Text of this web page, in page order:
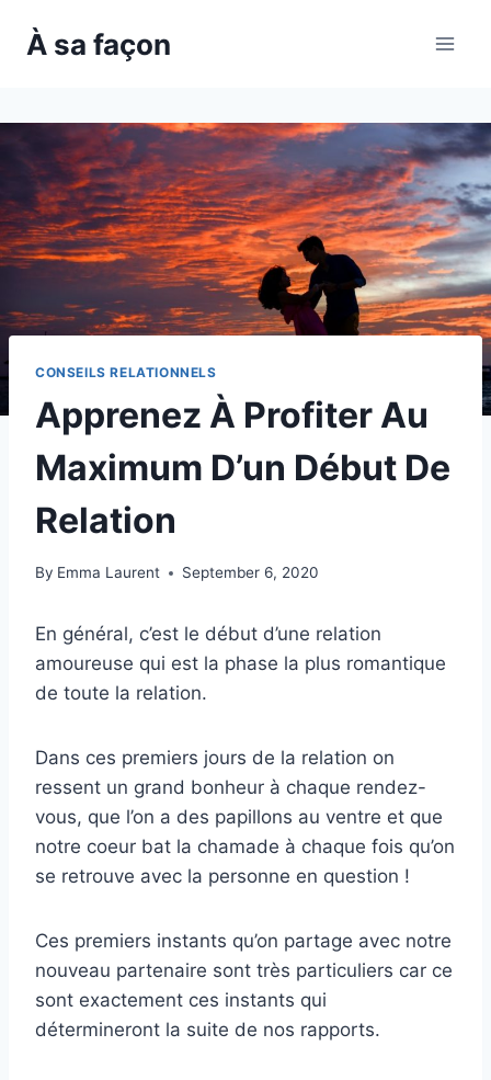
À sa façon
CONSEILS RELATIONNELS
Apprenez À Profiter Au
Maximum D’un Début De
Relation
By Emma Laurent September 6, 2020
En général, c’est le début d’une relation
amoureuse qui est la phase la plus romantique
de toute la relation.
Dans ces premiers jours de la relation on
ressent un grand bonheur à chaque rendez-
vous, que l’on a des papillons au ventre et que
notre coeur bat la chamade à chaque fois qu’on
se retrouve avec la personne en question !
Ces premiers instants qu’on partage avec notre
nouveau partenaire sont très particuliers car ce
sont exactement ces instants qui
détermineront la suite de nos rapports.